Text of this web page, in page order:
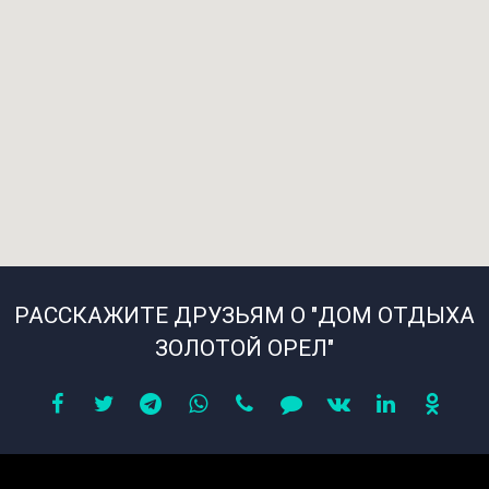
РАССКАЖИТЕ ДРУЗЬЯМ О "ДОМ ОТДЫХА
ЗОЛОТОЙ ОРЕЛ"